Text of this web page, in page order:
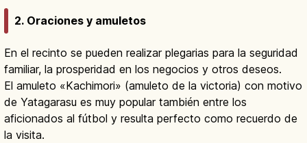
2. Oraciones y amuletos
En el recinto se pueden realizar plegarias para la seguridad
familiar, la prosperidad en los negocios y otros deseos.
El amuleto «Kachimori» (amuleto de la victoria) con motivo
de Yatagarasu es muy popular también entre los
aficionados al fútbol y resulta perfecto como recuerdo de
la visita.